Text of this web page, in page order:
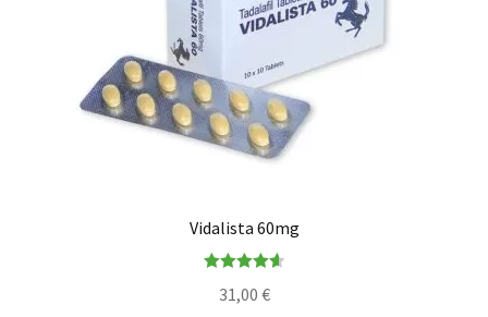
Vidalista 60mg
out of 5
31,00 €